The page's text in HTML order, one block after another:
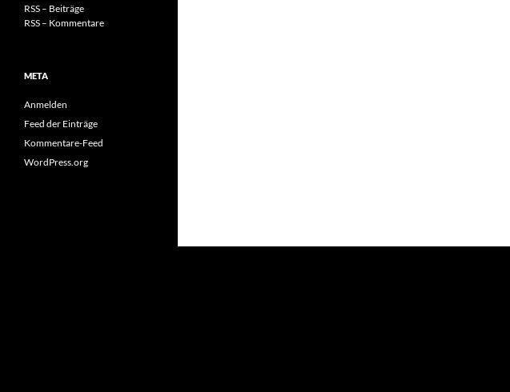
RSS – Beiträge
RSS – Kommentare
META
Anmelden
Feed der Einträge
Kommentare-Feed
WordPress.org